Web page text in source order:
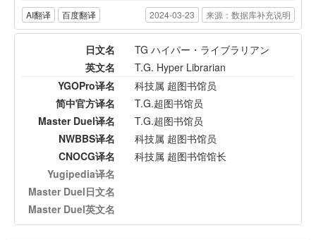
AI翻译 百度翻译 2024-03-23 来源：数据库补充说明
日文名
TG ハイパー・ライブラリアン
英文名
T.G. Hyper Librarian
YGOPro译名
科技属 超图书馆员
简中官方译名
T.G.超图书馆员
Master Duel译名
T.G.超图书馆员
NWBBS译名
科技属 超图书馆员
CNOCG译名
科技属 超图书馆馆长
Yugipedia译名
Master Duel日文名
Master Duel英文名